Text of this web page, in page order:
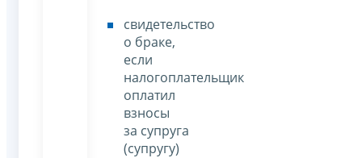
свидетельство
о браке,
если
налогоплательщик
оплатил
взносы
за супруга
(супругу)